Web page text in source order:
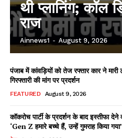
थी प्लानिंग; कॉल
राज
Ainnews1 - August 9, 2026
पंजाब में कांवड़ियों को तेज रफ्तार कार ने
गिरफ्तारी की मांग पर प्रदर्शन
FEATURED August 9, 2026
कॉकरोच पार्टी के प्रदर्शन के बाद इस्तीफा देने
‘Gen Z हमारे बच्चे हैं, उन्हें गुमराह किया गया’